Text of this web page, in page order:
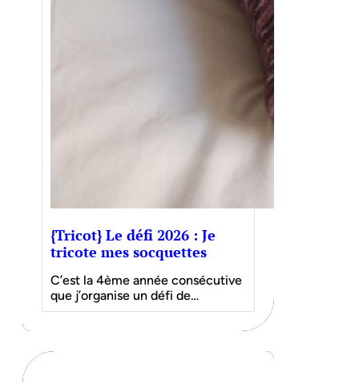
{Tricot} Le défi 2026 : Je
tricote mes socquettes
C’est la 4ème année consécutive
que j’organise un défi de…